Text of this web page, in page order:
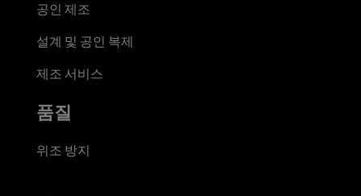
공인 제조
설계 및 공인 복제
제조 서비스
품질
위조 방지